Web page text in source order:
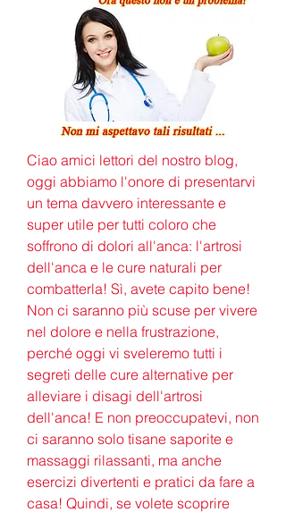
Ciao amici lettori del nostro blog,
oggi abbiamo l'onore di presentarvi
un tema davvero interessante e
super utile per tutti coloro che
soffrono di dolori all'anca: l'artrosi
dell'anca e le cure naturali per
combatterla! Sì, avete capito bene!
Non ci saranno più scuse per vivere
nel dolore e nella frustrazione,
perché oggi vi sveleremo tutti i
segreti delle cure alternative per
alleviare i disagi dell'artrosi
dell'anca! E non preoccupatevi, non
ci saranno solo tisane saporite e
massaggi rilassanti, ma anche
esercizi divertenti e pratici da fare a
casa! Quindi, se volete scoprire